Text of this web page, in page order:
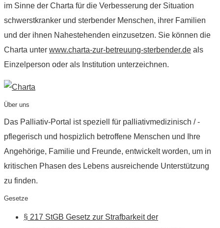
im Sinne der Charta für die Verbesserung der Situation
schwerstkranker und sterbender Menschen, ihrer Familien
und der ihnen Nahestehenden einzusetzen. Sie können die
Charta unter www.charta-zur-betreuung-sterbender.de als
Einzelperson oder als Institution unterzeichnen.
Über uns
Das Palliativ-Portal ist speziell für palliativmedizinisch / -
pflegerisch und hospizlich betroffene Menschen und Ihre
Angehörige, Familie und Freunde, entwickelt worden, um in
kritischen Phasen des Lebens ausreichende Unterstützung
zu finden.
Gesetze
§ 217 StGB Gesetz zur Strafbarkeit der